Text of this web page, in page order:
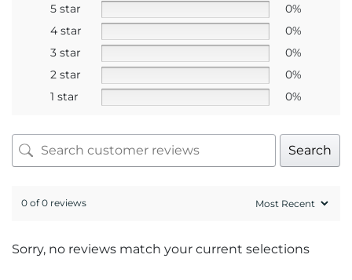
5 star
0%
4 star
0%
3 star
0%
2 star
0%
1 star
0%
Search
0 of 0 reviews
Sorry, no reviews match your current selections